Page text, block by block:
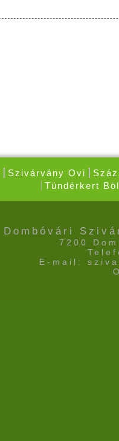
Szivárvány Ovi
Tündérkert
Dombóvári
7200
E-mail: